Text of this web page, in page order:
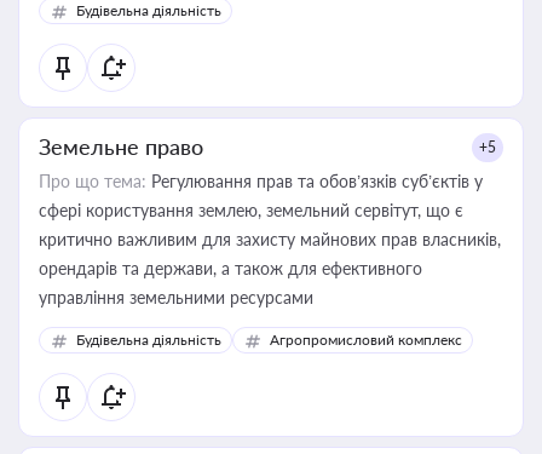
Будівельна діяльність
Земельне право +5
Про що тема: Регулювання прав та обов’язків суб’єктів у
сфері користування землею, земельний сервітут, що є
критично важливим для захисту майнових прав власників,
орендарів та держави, а також для ефективного
управління земельними ресурсами
Будівельна діяльність Агропромисловий комплекс